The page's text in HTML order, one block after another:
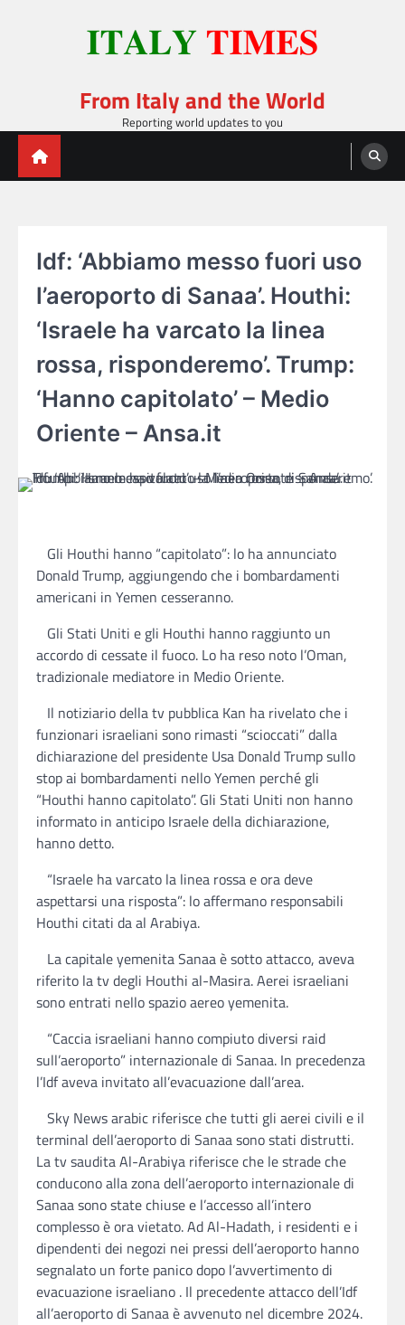
From Italy and the World
Reporting world updates to you
Idf: ‘Abbiamo messo fuori uso
l’aeroporto di Sanaa’. Houthi:
‘Israele ha varcato la linea
rossa, risponderemo’. Trump:
‘Hanno capitolato’ – Medio
Oriente – Ansa.it
Gli Houthi hanno “capitolato”: lo ha annunciato
Donald Trump, aggiungendo che i bombardamenti
americani in Yemen cesseranno.
Gli Stati Uniti e gli Houthi hanno raggiunto un
accordo di cessate il fuoco. Lo ha reso noto l’Oman,
tradizionale mediatore in Medio Oriente.
Il notiziario della tv pubblica Kan ha rivelato che i
funzionari israeliani sono rimasti “scioccati” dalla
dichiarazione del presidente Usa Donald Trump sullo
stop ai bombardamenti nello Yemen perché gli
“Houthi hanno capitolato”. Gli Stati Uniti non hanno
informato in anticipo Israele della dichiarazione,
hanno detto.
“Israele ha varcato la linea rossa e ora deve
aspettarsi una risposta”: lo affermano responsabili
Houthi citati da al Arabiya.
La capitale yemenita Sanaa è sotto attacco, aveva
riferito la tv degli Houthi al-Masira. Aerei israeliani
sono entrati nello spazio aereo yemenita.
“Caccia israeliani hanno compiuto diversi raid
sull’aeroporto” internazionale di Sanaa. In precedenza
l’Idf aveva invitato all’evacuazione dall’area.
Sky News arabic riferisce che tutti gli aerei civili e il
terminal dell’aeroporto di Sanaa sono stati distrutti.
La tv saudita Al-Arabiya riferisce che le strade che
conducono alla zona dell’aeroporto internazionale di
Sanaa sono state chiuse e l’accesso all’intero
complesso è ora vietato. Ad Al-Hadath, i residenti e i
dipendenti dei negozi nei pressi dell’aeroporto hanno
segnalato un forte panico dopo l’avvertimento di
evacuazione israeliano . Il precedente attacco dell’Idf
all’aeroporto di Sanaa è avvenuto nel dicembre 2024.